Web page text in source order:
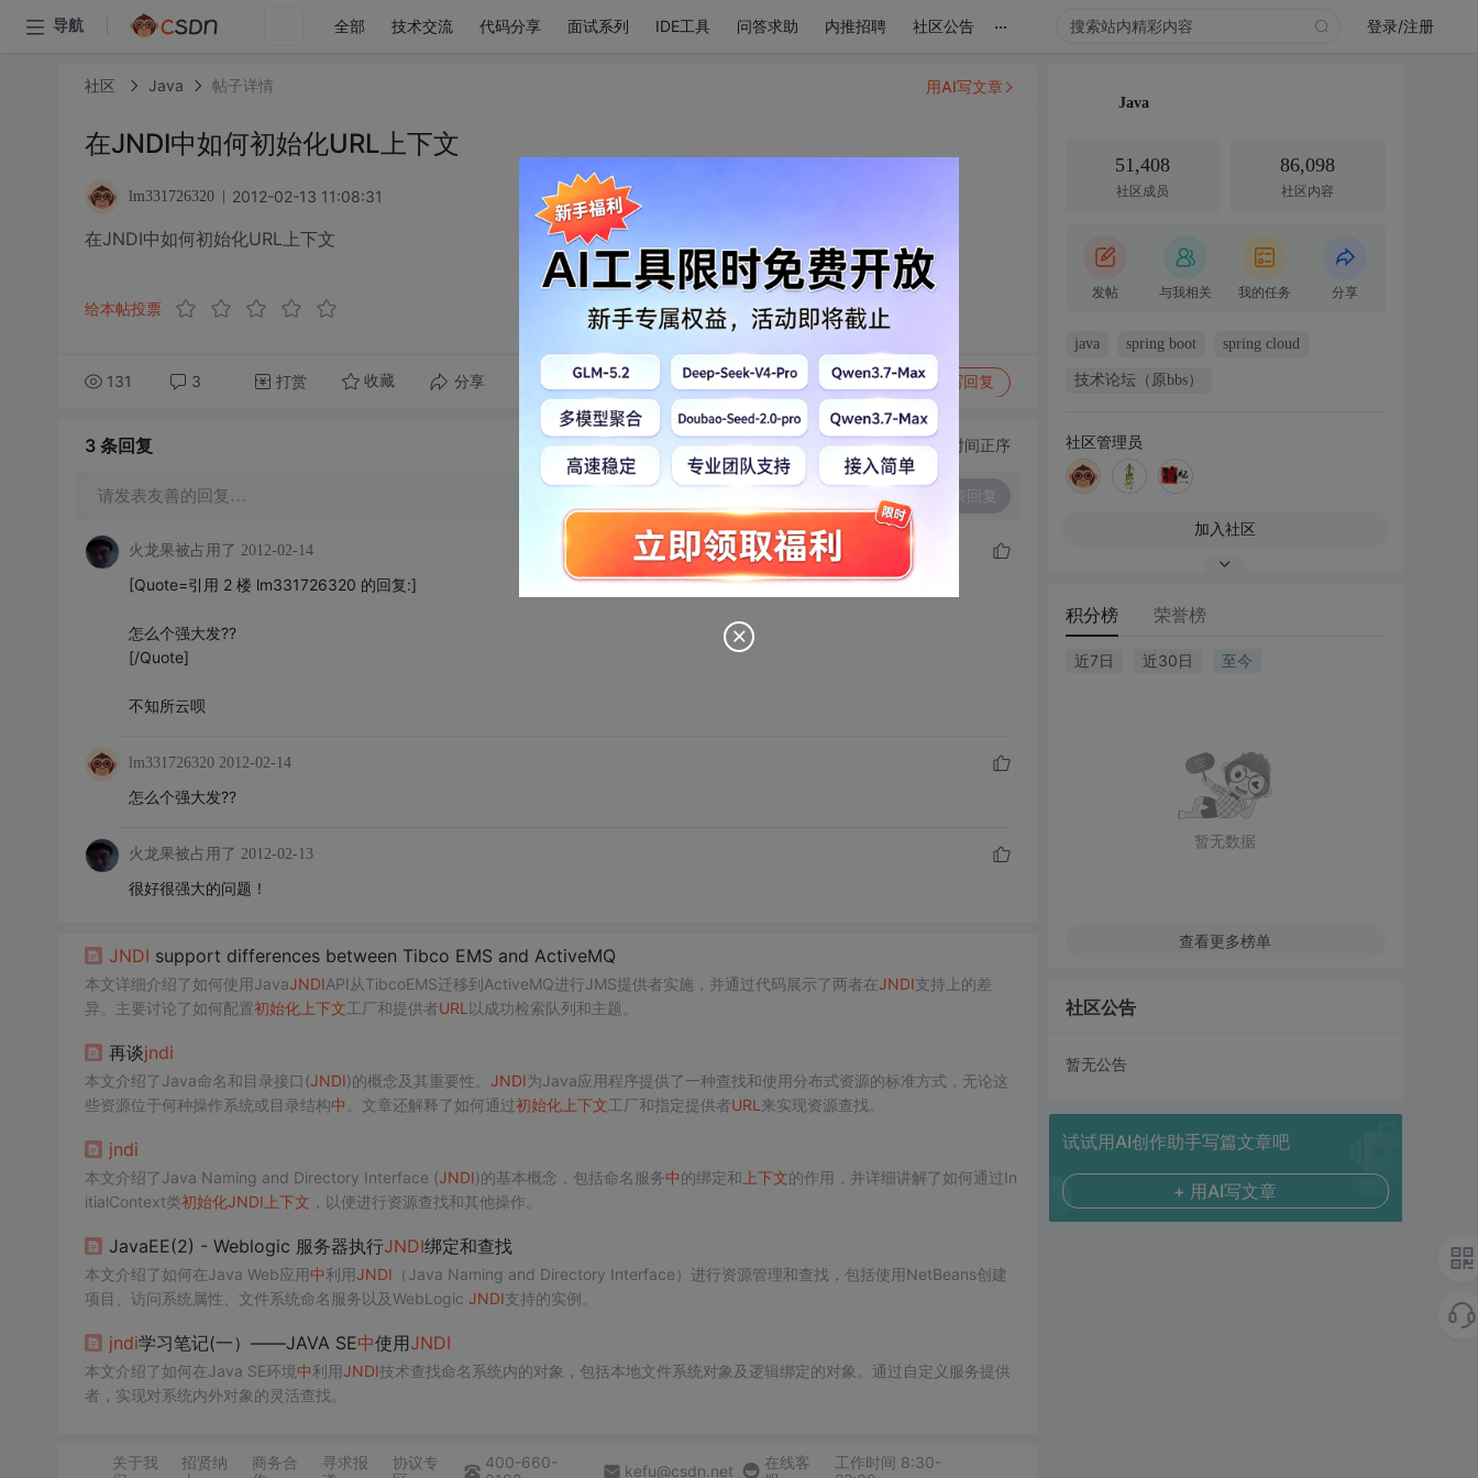
导航 全部 技术交流 代码分享 面试系列 IDE工具 问答求助 内推招聘 社区公告 ... 登录/注册
社区 Java 帖子详情
在JNDI中如何初始化URL上下文
lm331726320 2012-02-13 11:08:31
在JNDI中如何初始化URL上下文
给本帖投票
131 3 打赏 收藏 分享 转发到动态 举报 写回复
用AI写文章
3 条回复 切换为时间正序
请发表友善的回复…
火龙果被占用了 2012-02-14
[Quote=引用 2 楼 lm331726320 的回复:]
怎么个强大发??
[/Quote]
不知所云呗
lm331726320 2012-02-14
怎么个强大发??
火龙果被占用了 2012-02-13
很好很强大的问题！
JNDI support differences between Tibco EMS and ActiveMQ
本文详细介绍了如何使用JavaJNDIAPI从TibcoEMS迁移到ActiveMQ进行JMS提供者实施，并通过代码展示了两者在JNDI支持上的差
异。主要讨论了如何配置初始化上下文工厂和提供者URL 以成功检索队列和主题。
再谈jndi
本文介绍了Java命名和目录接口(JNDI)的概念及其重要性。 JNDI为Java应用程序提供了一种查找和使用分布式资源的标准方式，无论这
些资源位于何种操作系统或目录结构中 。文章还解释了如何通过初始化上下文工厂和指定提供者URL 来实现资源查找。
jndi
本文介绍了Java Naming and Directory Interface (JNDI)的基本概念，包括命名服务中的绑定和 上下文的作用，并详细讲解了如何通过In
itialContext类初始化JNDI 上下文 ，以便进行资源查找和其他操作。
JavaEE(2) - Weblogic 服务器执行JNDI绑定和查找
本文介绍了如何在Java Web应用中利用JNDI （Java Naming and Directory Interface）进行资源管理和查找，包括使用NetBeans创建
项目、访问系统属性、文件系统命名服务以及WebLogic JNDI支持的实例。
jndi学习笔记(一）——JAVA SE中使用JNDI
本文介绍了如何在Java SE环境中利用JNDI技术查找命名系统内的对象，包括本地文件系统对象及逻辑绑定的对象。通过自定义服务提供
者，实现对系统内外对象的灵活查找。
关于我
招贤纳
商务合
寻求报
协议专
400-660-
kefu@csdn.net
在线客
工作时间 8:30-
Java
51,408
社区成员
86,098
社区内容
发帖 与我相关 我的任务 分享
java spring boot spring cloud
技术论坛（原bbs）
社区管理员
加入社区
积分榜 荣誉榜
近7日 近30日 至今
暂无数据
查看更多榜单
社区公告
暂无公告
试试用AI创作助手写篇文章吧
+ 用AI写文章